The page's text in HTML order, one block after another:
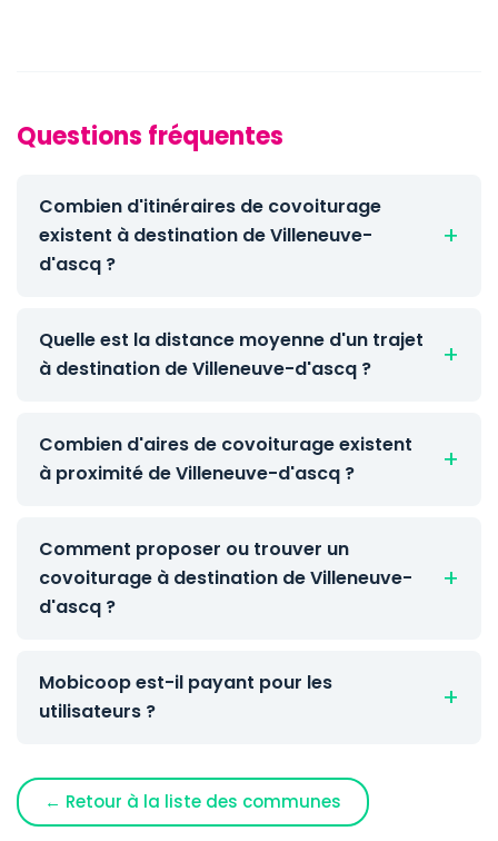
Questions fréquentes
Combien d'itinéraires de covoiturage
existent à destination de Villeneuve-
d'ascq ?
Quelle est la distance moyenne d'un trajet
à destination de Villeneuve-d'ascq ?
Combien d'aires de covoiturage existent
à proximité de Villeneuve-d'ascq ?
Comment proposer ou trouver un
covoiturage à destination de Villeneuve-
d'ascq ?
Mobicoop est-il payant pour les
utilisateurs ?
← Retour à la liste des communes